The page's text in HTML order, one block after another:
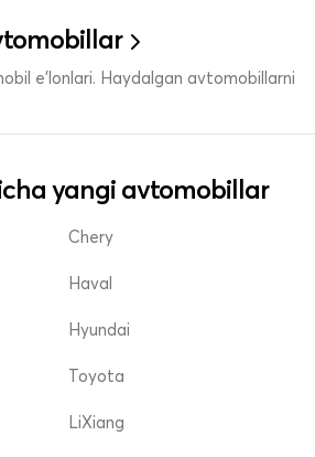
e’lonlari. Haydalgan avtomobillarni
yangi avtomobillar
Chery
Haval
Hyundai
Toyota
LiXiang